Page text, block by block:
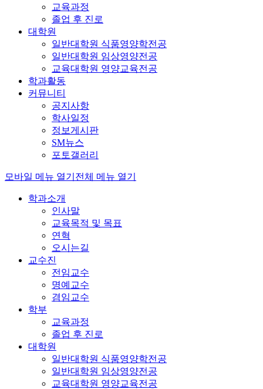
교육과정
졸업 후 진로
대학원
일반대학원 식품영양학전공
일반대학원 임상영양전공
교육대학원 영양교육전공
학과활동
커뮤니티
공지사항
학사일정
정보게시판
SM뉴스
포토갤러리
모바일 메뉴 열기 전체 메뉴 열기
학과소개
인사말
교육목적 및 목표
연혁
오시는길
교수진
전임교수
명예교수
겸임교수
학부
교육과정
졸업 후 진로
대학원
일반대학원 식품영양학전공
일반대학원 임상영양전공
교육대학원 영양교육전공